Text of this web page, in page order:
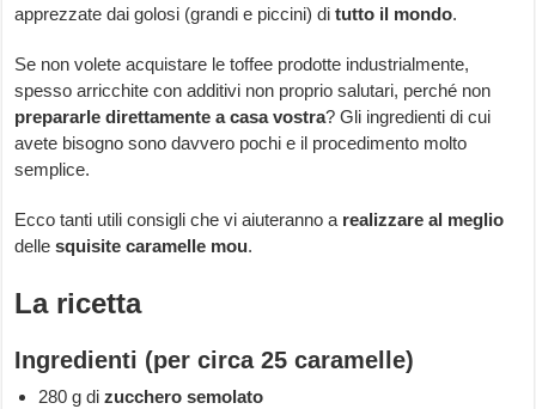
apprezzate dai golosi (grandi e piccini) ditutto il mondo.
Se non volete acquistare le toffee prodotte industrialmente,
spesso arricchite con additivi non proprio salutari, perché non
prepararle direttamente a casa vostra? Gli ingredienti di cui
avete bisogno sono davvero pochi e il procedimento molto
semplice.
Ecco tanti utili consigli che vi aiuteranno a realizzare al meglio
delle squisite caramelle mou.
La ricetta
Ingredienti (per circa 25 caramelle)
280 g dizucchero semolato